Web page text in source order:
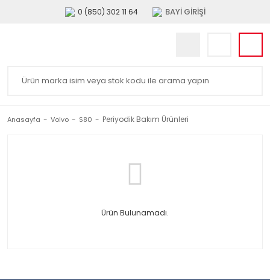
0 (850) 302 11 64 BAYİ GİRİŞİ
Anasayfa Volvo S80 Periyodik Bakım Ürünleri
Ürün Bulunamadı.